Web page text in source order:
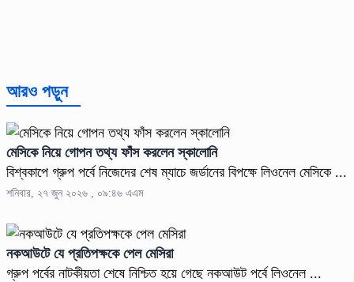
আরও পড়ুন
মেসিকে নিয়ে গোপন তথ্য ফাঁস করলেন স্কালোনি
বিশ্বকাপে গ্রুপ পর্বে নিজেদের শেষ ম্যাচে জর্ডানের বিপক্ষে লিওনেল মেসিকে ...
শনিবার, ২৭ জুন ২০২৬ , ০৯:৪৬ এএম
নকআউটে যে প্রতিপক্ষকে পেল মেসিরা
গ্রুপ পর্বের নাটকীয়তা শেষে নিশ্চিত হয়ে গেছে নকআউট পর্বে লিওনেল ...